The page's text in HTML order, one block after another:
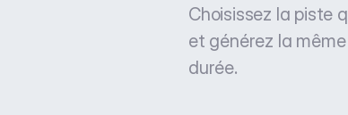
Choisissez la piste
et générez la
durée.